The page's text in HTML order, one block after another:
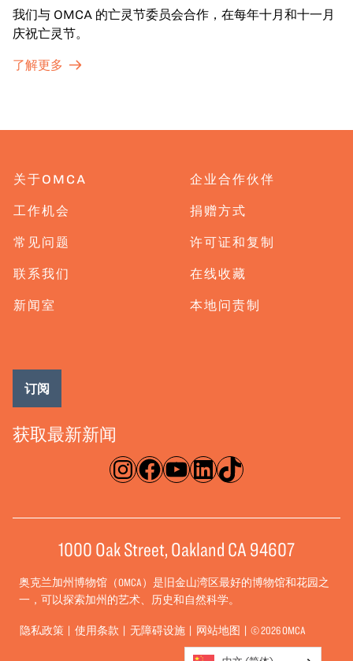
我们与 OMCA 的亡灵节委员会合作，在每年十月和十一月
庆祝亡灵节。
了解更多
关于OMCA
工作机会
常见问题
联系我们
新闻室
企业合作伙伴
捐赠方式
许可证和复制
在线收藏
本地问责制
淘宝网脸书录像带ǞǞǞTikTok
获取最新新闻
订阅
1000 Oak Street, Oakland CA 94607
奥克兰加州博物馆（OMCA）是旧金山湾区最好的博物馆和花园之
一，可以探索加州的艺术、历史和自然科学。
隐私政策 使用条款 无障碍设施 网站地图 © 2026 OMCA